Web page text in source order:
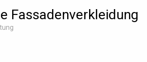
Fassadenverkleidung